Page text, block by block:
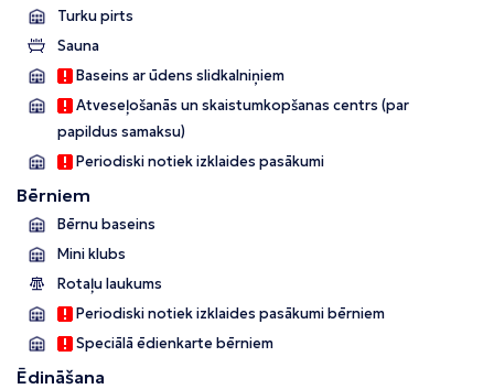
Turku pirts
Sauna
Baseins ar ūdens slidkalniņiem
Atveseļošanās un skaistumkopšanas centrs (par
papildus samaksu)
Periodiski notiek izklaides pasākumi
Bērniem
Bērnu baseins
Mini klubs
Rotaļu laukums
Periodiski notiek izklaides pasākumi bērniem
Speciālā ēdienkarte bērniem
Ēdināšana